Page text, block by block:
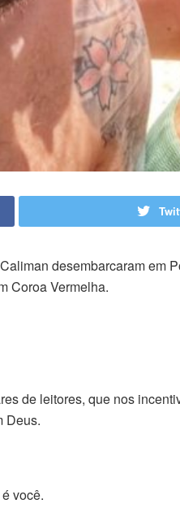
desembarcaram em
Coroa Vermelha.
de leitores, que nos
Deus.
você.